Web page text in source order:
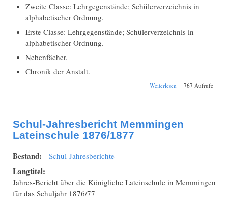
Zweite Classe: Lehrgegenstände; Schülerverzeichnis in
alphabetischer Ordnung.
Erste Classe: Lehrgegenstände; Schülerverzeichnis in
alphabetischer Ordnung.
Nebenfächer.
Chronik der Anstalt.
Weiterlesen über Schul-
767 Aufrufe
Schul-Jahresbericht Memmingen
Lateinschule 1876/1877
Bestand: Schul-Jahresberichte
Langtitel:
Jahres-Bericht über die Königliche Lateinschule in Memmingen
für das Schuljahr 1876/77